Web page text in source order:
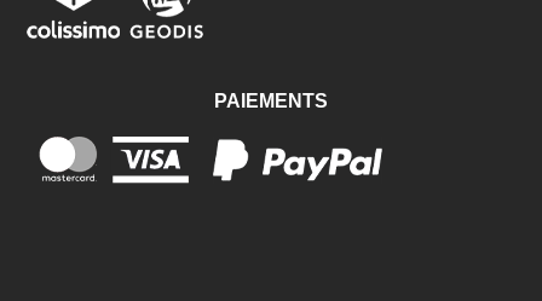
PAIEMENTS